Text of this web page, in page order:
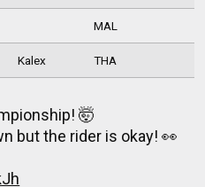
MAL
Kalex THA
🤯
but the rider is okay! 👀